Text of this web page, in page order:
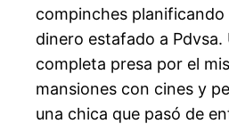
compinches planificando
dinero estafado a Pdvsa.
completa presa por el
mansiones con cines y
una chica que pasó de